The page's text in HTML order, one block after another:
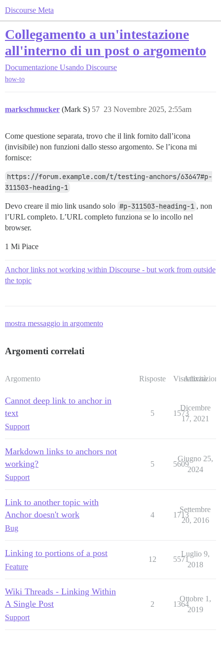
Discourse Meta
Collegamento a un'intestazione
all'interno di un post o argomento
Documentazione Usando Discourse
how-to
markschmucker (Mark S) 23 Novembre 2025, 2:55am
57
Come questione separata, trovo che il link fornito dall’icona
(invisibile) non funzioni dallo stesso argomento. Se l’icona mi
fornisce:
https://forum.example.com/t/testing-anchors/63647#p-
311503-heading-1
Devo creare il mio link usando solo #p-311503-heading-1 , non
l’URL completo. L’URL completo funziona se lo incollo nel
browser.
1 Mi Piace
Anchor links not working within Discourse - but work from outside
the topic
mostra messaggio in argomento
Argomenti correlati
Argomento Risposte Visualizzazioni
Attività
Cannot deep link to anchor in
text
Support
5 1573
Dicembre
17, 2021
Markdown links to anchors not
working?
Support
5 5609
Giugno 25,
2024
Link to another topic with
Anchor doesn't work
Bug
4 1713
Settembre
20, 2016
Linking to portions of a post
Feature
12 5571
Luglio 9,
2018
Wiki Threads - Linking Within
A Single Post
Support
2 1364
Ottobre 1,
2019